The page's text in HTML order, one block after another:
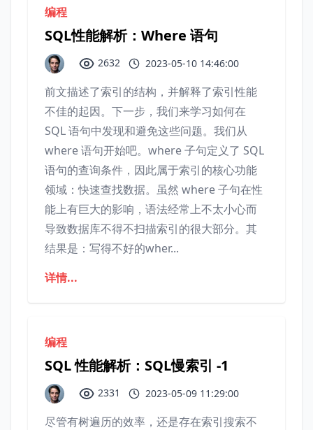
编程
SQL性能解析：Where 语句
2632 2023-05-10 14:46:00
前文描述了索引的结构，并解释了索引性能
不佳的起因。下一步，我们来学习如何在
SQL 语句中发现和避免这些问题。我们从
where 语句开始吧。where 子句定义了 SQL
语句的查询条件，因此属于索引的核心功能
领域：快速查找数据。虽然 where 子句在性
能上有巨大的影响，语法经常上不太小心而
导致数据库不得不扫描索引的很大部分。其
结果是：写得不好的wher...
详情...
编程
SQL 性能解析：SQL慢索引 -1
2331 2023-05-09 11:29:00
尽管有树遍历的效率，还是存在索引搜索不